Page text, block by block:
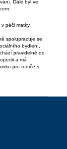
Dále byl ve
péči matky.
spolupracuje se
bydlení,
pravidelně do
a má
pro rodiče s